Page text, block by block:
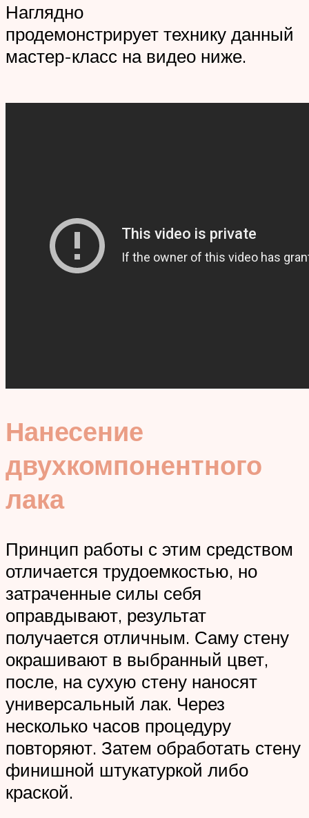
Наглядно
продемонстрирует технику данный
мастер-класс на видео ниже.
Нанесение
двухкомпонентного
лака
Принцип работы с этим средством
отличается трудоемкостью, но
затраченные силы себя
оправдывают, результат
получается отличным. Саму стену
окрашивают в выбранный цвет,
после, на сухую стену наносят
универсальный лак. Через
несколько часов процедуру
повторяют. Затем обработать стену
финишной штукатуркой либо
краской.